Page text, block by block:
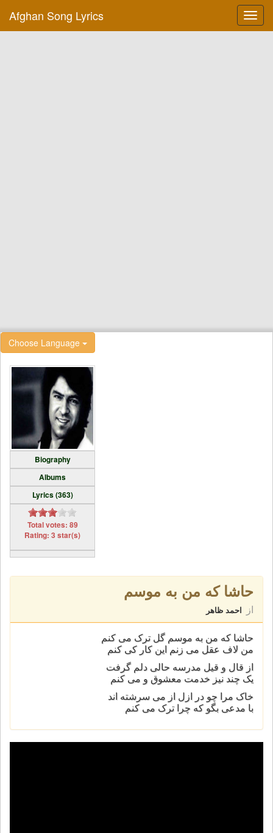
Afghan Song Lyrics
Choose Language
Biography
Albums
Lyrics (363)
Total votes: 89
Rating: 3 star(s)
حاشا که من به موسم
از احمد ظاهر
حاشا که من به موسم گل ترک می کنم
من لاف عقل می زنم اين کار کی کنم
از قال و قيل مدرسه حالی دلم گرفت
يک چند نيز خدمت معشوق و می کنم
خاک مرا چو در ازل از می سرشته اند
با مدعی بگو که چرا ترک می کنم